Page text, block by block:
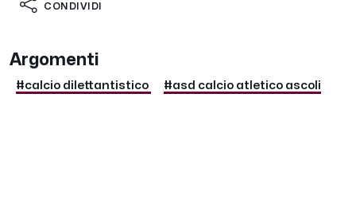
CONDIVIDI
Argomenti
#calcio dilettantistico #asd calcio atletico ascoli